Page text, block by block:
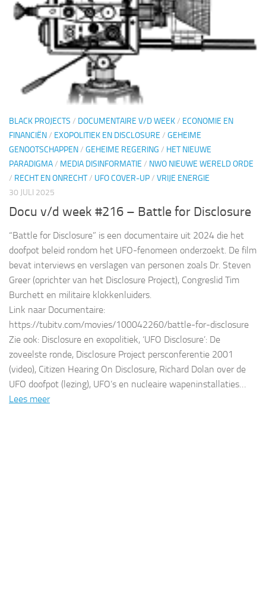
BLACK PROJECTS / DOCUMENTAIRE V/D WEEK/ ECONOMIE EN
FINANCIËN/ EXOPOLITIEK EN DISCLOSURE / GEHEIME
GENOOTSCHAPPEN/ GEHEIME REGERING / HET NIEUWE
PARADIGMA/ MEDIA DISINFORMATIE / NWO NIEUWE WERELD ORDE
/ RECHT EN ONRECHT/ UFO COVER-UP/ VRIJE ENERGIE
30 JULI 2025
Docu v/d week #216 – Battle for Disclosure
“Battle for Disclosure” is een documentaire uit 2024 die het
doofpot beleid rondom het UFO-fenomeen onderzoekt. De film
bevat interviews en verslagen van personen zoals Dr. Steven
Greer (oprichter van het Disclosure Project), Congreslid Tim
Burchett en militaire klokkenluiders.
Link naar Documentaire:
https://tubitv.com/movies/100042260/battle-for-disclosure
Zie ook: Disclosure en exopolitiek, ‘UFO Disclosure’: De
zoveelste ronde, Disclosure Project persconferentie 2001
(video), Citizen Hearing On Disclosure, Richard Dolan over de
UFO doofpot (lezing), UFO’s en nucleaire wapeninstallaties…
Lees meer